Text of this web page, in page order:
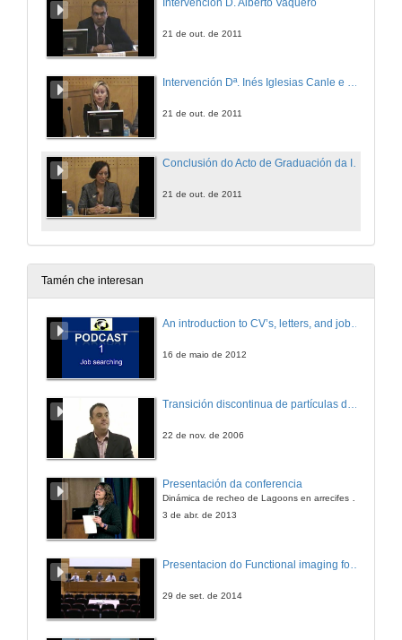
21 de out. de 2011
Intervención Dª. Inés Iglesias Canle e entrega de diplomas
21 de out. de 2011
21 de out. de 2011
Tamén che interesan
An introduction to CV’s, letters, and job searching
16 de maio de 2012
22 de nov. de 2006
Presentación da conferencia
3 de abr. de 2013
29 de set. de 2014